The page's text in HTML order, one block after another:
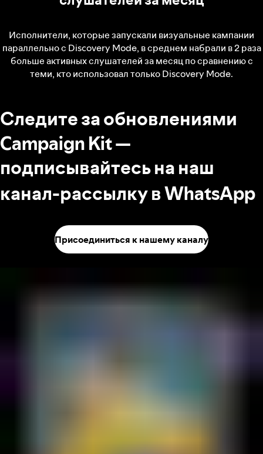
Исполнители, которые запускали визуальные кампании
параллельно с Discovery Mode, в среднем набрали в 2 раза
больше активных слушателей за месяц по сравнению с
теми, кто использовал только Discovery Mode.
Следите за обновлениями
Campaign Kit —
подписывайтесь на наш
канал-рассылку в WhatsApp
Присоединиться к нашему каналу